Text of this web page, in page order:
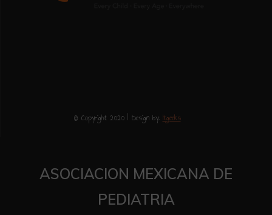
© Copyright 2020 | Design by: Itgeeks
ASOCIACION MEXICANA DE
PEDIATRIA